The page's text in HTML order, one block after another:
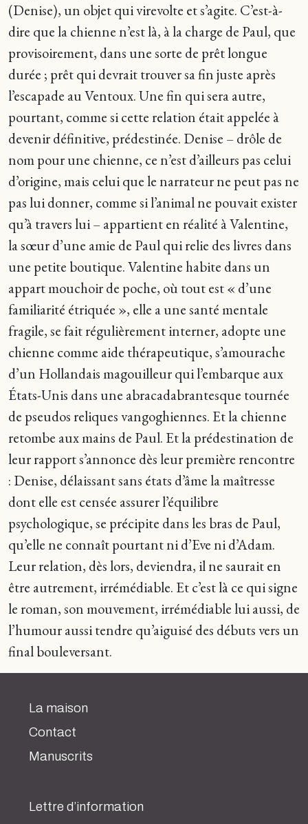
(Denise), un objet qui virevolte et s’agite. C’est-à-
dire que la chienne n’est là, à la charge de Paul, que
provisoirement, dans une sorte de prêt longue
durée ; prêt qui devrait trouver sa fin juste après
l’escapade au Ventoux. Une fin qui sera autre,
pourtant, comme si cette relation était appelée à
devenir définitive, prédestinée. Denise – drôle de
nom pour une chienne, ce n’est d’ailleurs pas celui
d’origine, mais celui que le narrateur ne peut pas ne
pas lui donner, comme si l’animal ne pouvait exister
qu’à travers lui – appartient en réalité à Valentine,
la sœur d’une amie de Paul qui relie des livres dans
une petite boutique. Valentine habite dans un
appart mouchoir de poche, où tout est « d’une
familiarité étriquée », elle a une santé mentale
fragile, se fait régulièrement interner, adopte une
chienne comme aide thérapeutique, s’amourache
d’un Hollandais magouilleur qui l’embarque aux
États-Unis dans une abracadabrantesque tournée
de pseudos reliques vangoghiennes. Et la chienne
retombe aux mains de Paul. Et la prédestination de
leur rapport s’annonce dès leur première rencontre
: Denise, délaissant sans états d’âme la maîtresse
dont elle est censée assurer l’équilibre
psychologique, se précipite dans les bras de Paul,
qu’elle ne connaît pourtant ni d’Eve ni d’Adam.
Leur relation, dès lors, deviendra, il ne saurait en
être autrement, irrémédiable. Et c’est là ce qui signe
le roman, son mouvement, irrémédiable lui aussi, de
l’humour aussi tendre qu’aiguisé des débuts vers un
final bouleversant.
La maison
Contact
Manuscrits
Lettre d’information